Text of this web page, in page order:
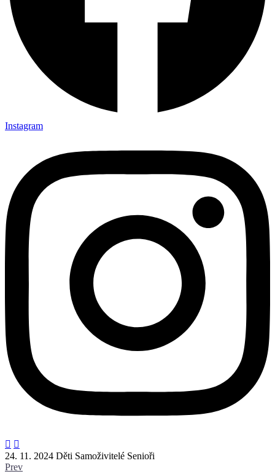
Instagram
 
24. 11. 2024 Děti Samoživitelé Senioři
Prev